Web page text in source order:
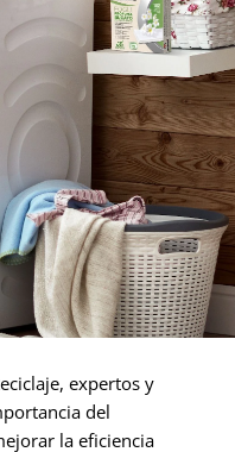
expertos y
del
la eficiencia